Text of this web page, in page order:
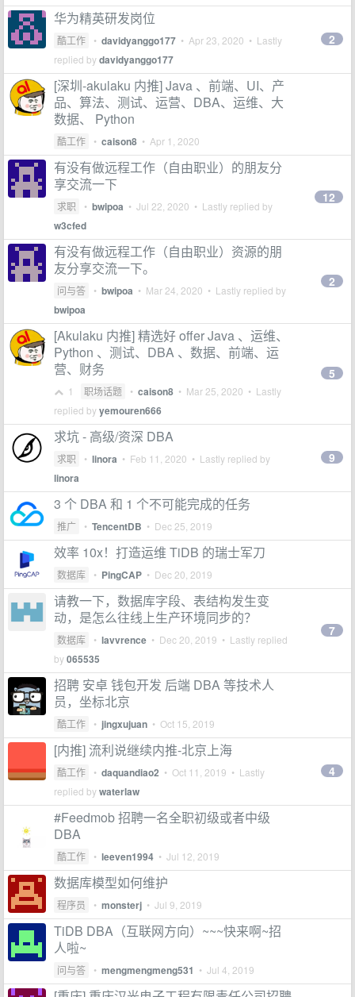
华为精英研发岗位
酷工作 • davidyanggo177 • Apr 23, 2020 • Lastly
replied bydavidyanggo177
2
[深圳-akulaku 内推] Java 、前端、UI、产
品、算法、测试、运营、DBA、运维、大
数据、 Python
酷工作 • caison8 • Apr 1, 2020
有没有做远程工作（自由职业）的朋友分
享交流一下
求职 • bwipoa • Jul 22, 2020 • Lastly replied by
w3cfed
12
有没有做远程工作（自由职业）资源的朋
友分享交流一下。
问与答 • bwipoa • Mar 24, 2020 • Lastly replied by
bwipoa
2
[Akulaku 内推] 精选好 offer Java 、运维、
Python 、测试、DBA 、数据、前端、运
营、财务
1 职场话题 • caison8 • Mar 25, 2020 • Lastly
replied byyemouren666
5
求坑 - 高级/资深 DBA
求职 • linora • Feb 11, 2020 • Lastly replied by
linora
9
3 个 DBA 和 1 个不可能完成的任务
推广 • TencentDB • Dec 25, 2019
效率 10x！打造运维 TiDB 的瑞士军刀
数据库 • PingCAP • Dec 20, 2019
请教一下，数据库字段、表结构发生变
动，是怎么往线上生产环境同步的？
数据库 • lavvrence • Dec 20, 2019 • Lastly replied
by065535
7
招聘 安卓 钱包开发 后端 DBA 等技术人
员，坐标北京
酷工作 • jingxujuan • Oct 15, 2019
[内推] 流利说继续内推-北京上海
酷工作 • daquandiao2 • Oct 11, 2019 • Lastly
replied bywaterlaw
4
#Feedmob 招聘一名全职初级或者中级
DBA
酷工作 • leeven1994 • Jul 12, 2019
数据库模型如何维护
程序员 • monsterj • Jul 9, 2019
TiDB DBA（互联网方向）~~~快来啊~招
人啦~
问与答 • mengmengmeng531 • Jul 4, 2019